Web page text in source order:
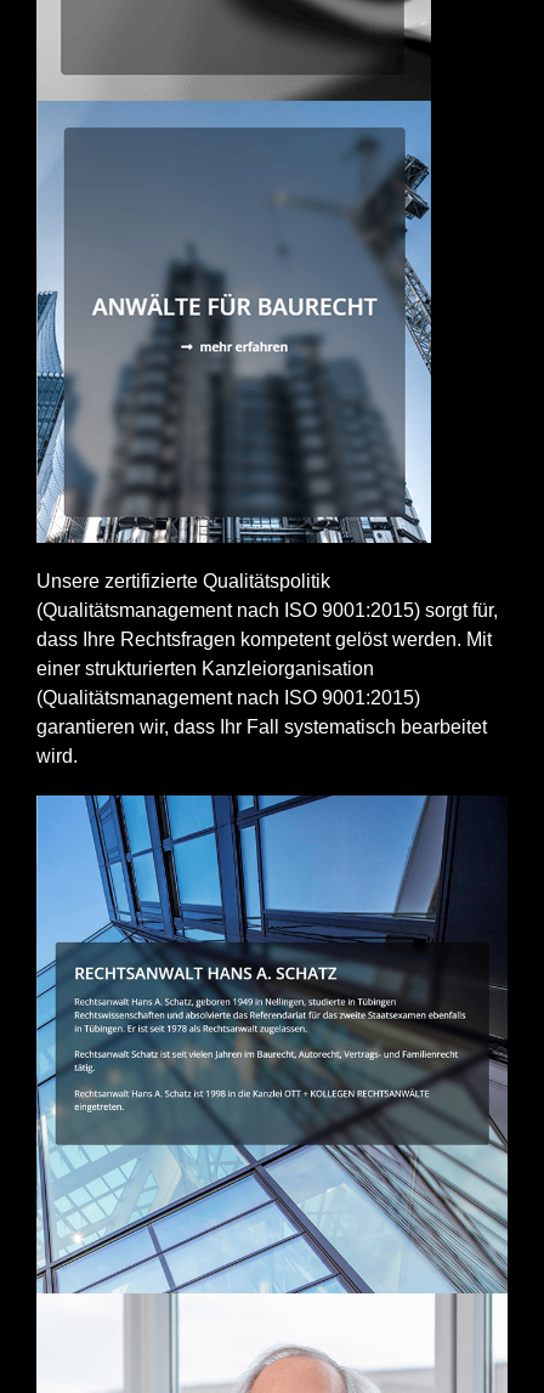
Unsere zertifizierte Qualitätspolitik
(Qualitätsmanagement nach ISO 9001:2015) sorgt für,
dass Ihre Rechtsfragen kompetent gelöst werden. Mit
einer strukturierten Kanzleiorganisation
(Qualitätsmanagement nach ISO 9001:2015)
garantieren wir, dass Ihr Fall systematisch bearbeitet
wird.